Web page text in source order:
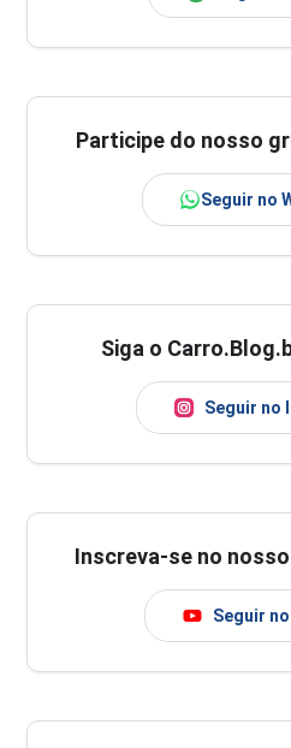
Participe do nosso
Seguir no
Siga o
Seguir no
Inscreva-se no
Seguir